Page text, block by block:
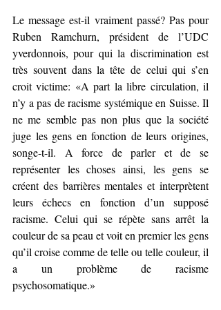
Le message est-il vraiment passé? Pas pour
Ruben Ramchurn, président de l’UDC
yverdonnois, pour qui la discrimination est
très souvent dans la tête de celui qui s’en
croit victime: «A part la libre circulation, il
n’y a pas de racisme systémique en Suisse. Il
ne me semble pas non plus que la société
juge les gens en fonction de leurs origines,
songe-t-il. A force de parler et de se
représenter les choses ainsi, les gens se
créent des barrières mentales et interprètent
leurs échecs en fonction d’un supposé
racisme. Celui qui se répète sans arrêt la
couleur de sa peau et voit en premier les gens
qu’il croise comme de telle ou telle couleur, il
a un problème de racisme
psychosomatique.»